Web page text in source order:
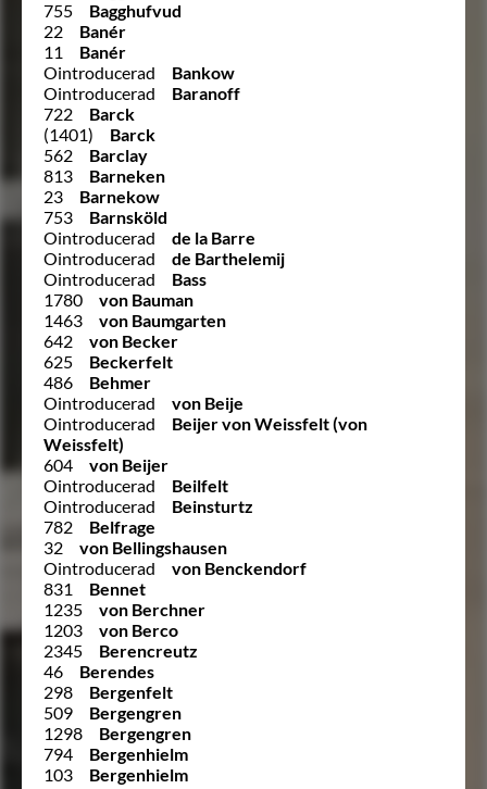
755
Bagghufvud
22
Banér
11
Banér
Ointroducerad
Bankow
Ointroducerad
Baranoff
722
Barck
(1401)
Barck
562
Barclay
813
Barneken
23
Barnekow
753
Barnsköld
Ointroducerad
de la Barre
Ointroducerad
de Barthelemij
Ointroducerad
Bass
1780
von Bauman
1463
von Baumgarten
642
von Becker
625
Beckerfelt
486
Behmer
Ointroducerad
von Beije
Ointroducerad
Beijer von Weissfelt (von
Weissfelt)
604
von Beijer
Ointroducerad
Beilfelt
Ointroducerad
Beinsturtz
782
Belfrage
32
von Bellingshausen
Ointroducerad
von Benckendorf
831
Bennet
1235
von Berchner
1203
von Berco
2345
Berencreutz
46
Berendes
298
Bergenfelt
509
Bergengren
1298
Bergengren
794
Bergenhielm
103
Bergenhielm